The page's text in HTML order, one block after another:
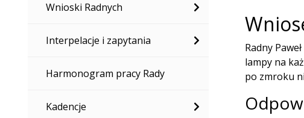
Wnioski Radnych
Interpelacje i zapytania
Harmonogram pracy Rady
Kadencje
Radny
lampy na
po zmroku